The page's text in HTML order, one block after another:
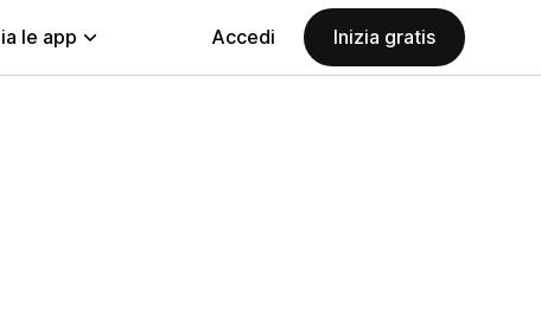
le app Accedi Inizia gratis